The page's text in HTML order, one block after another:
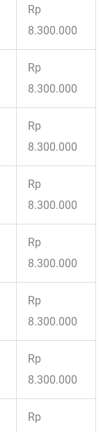
Rp
8.300.000
Rp
8.300.000
Rp
8.300.000
Rp
8.300.000
Rp
8.300.000
Rp
8.300.000
Rp
8.300.000
Rp